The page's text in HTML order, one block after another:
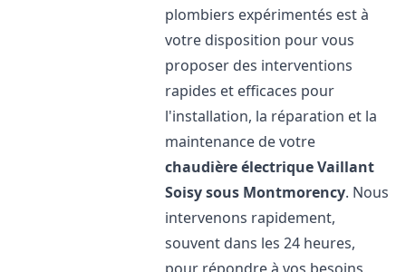
plombiers expérimentés est à
votre disposition pour vous
proposer des interventions
rapides et efficaces pour
l'installation, la réparation et la
maintenance de votre
chaudière électrique Vaillant
Soisy sous Montmorency. Nous
intervenons rapidement,
souvent dans les 24 heures,